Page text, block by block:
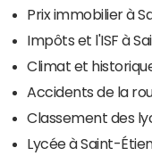
Prix immobilier à
Impôts et l'ISF à
Climat et
Accidents de la
Classement des
Lycée à Saint-